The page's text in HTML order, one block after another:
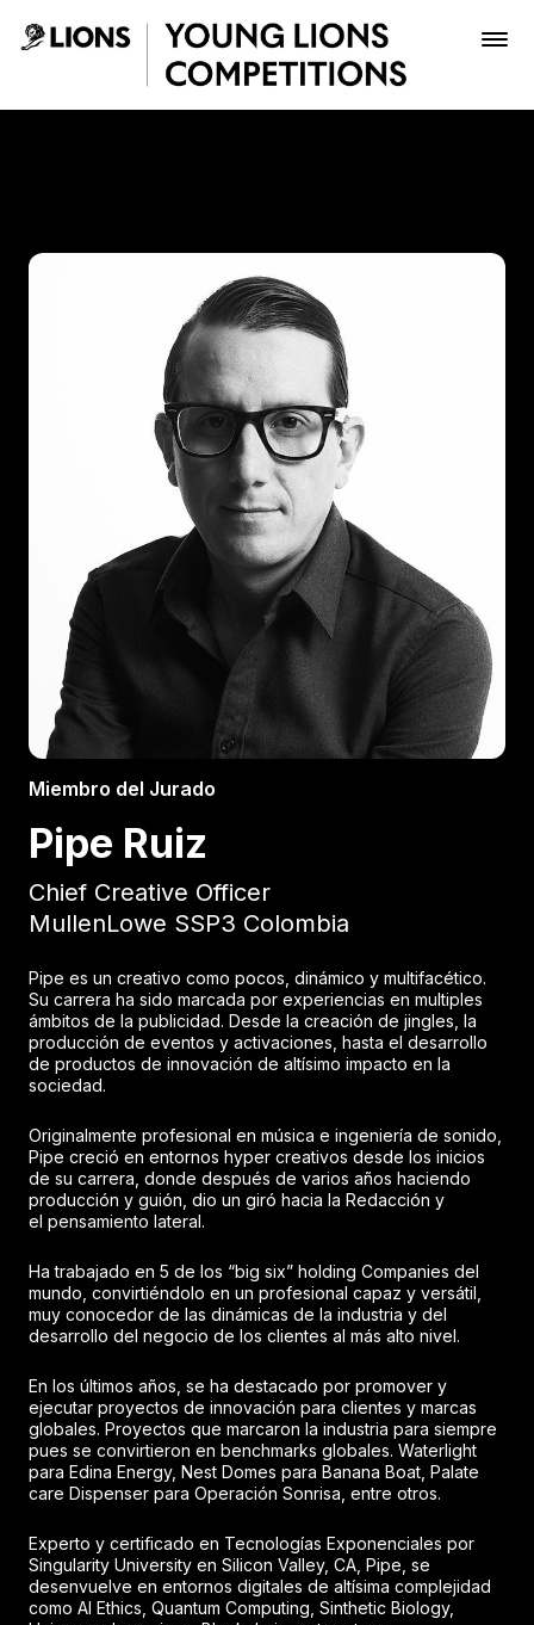
Saltar al contenido principal
Inscribir
Boletería
Miembro del Jurado
Pipe Ruiz
Chief Creative Officer
MullenLowe SSP3 Colombia
Pipe es un creativo como pocos, dinámico y multifacético.
Su carrera ha sido marcada por experiencias en multiples
ámbitos de la publicidad. Desde la creación de jingles, la
producción de eventos y activaciones, hasta el desarrollo
de productos de innovación de altísimo impacto en la
sociedad.
Originalmente profesional en música e ingeniería de sonido,
Pipe creció en entornos hyper creativos desde los inicios
de su carrera, donde después de varios años haciendo
producción y guión, dio un giró hacia la Redacción y
el pensamiento lateral.
Ha trabajado en 5 de los “big six” holding Companies del
mundo, convirtiéndolo en un profesional capaz y versátil,
muy conocedor de las dinámicas de la industria y del
desarrollo del negocio de los clientes al más alto nivel.
En los últimos años, se ha destacado por promover y
ejecutar proyectos de innovación para clientes y marcas
globales. Proyectos que marcaron la industria para siempre
pues se convirtieron en benchmarks globales. Waterlight
para Edina Energy, Nest Domes para Banana Boat, Palate
care Dispenser para Operación Sonrisa, entre otros.
Experto y certificado en Tecnologías Exponenciales por
Singularity University en Silicon Valley, CA, Pipe, se
desenvuelve en entornos digitales de altísima complejidad
como AI Ethics, Quantum Computing, Sinthetic Biology,